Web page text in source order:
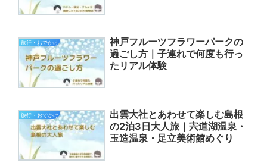
旅行・おでかけ
神戸フルーツフラワーパークの
過ごし方｜子連れで何度も行っ
たリアル体験
旅行・おでかけ
出雲大社とあわせて楽しむ島根
の2泊3日大人旅｜宍道湖温泉・
玉造温泉・足立美術館めぐり